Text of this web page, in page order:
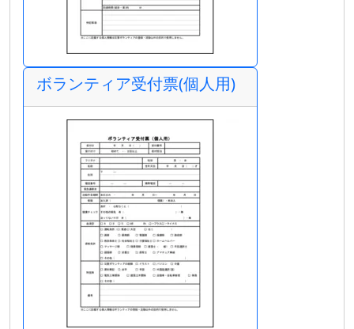
ボランティア受付票(個人用)